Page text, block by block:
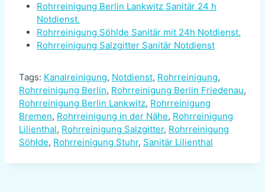
Rohrreinigung Berlin Lankwitz Sanitär 24 h
Notdienst.
Rohrreinigung Söhlde Sanitär mit 24h Notdienst.
Rohrreinigung Salzgitter Sanitär Notdienst
Tags: Kanalreinigung, Notdienst, Rohrreinigung,
Rohrreinigung Berlin, Rohrreinigung Berlin Friedenau,
Rohrreinigung Berlin Lankwitz, Rohrreinigung
Bremen, Rohrreinigung in der Nähe, Rohrreinigung
Lilienthal, Rohrreinigung Salzgitter, Rohrreinigung
Söhlde, Rohrreinigung Stuhr, Sanitär Lilienthal